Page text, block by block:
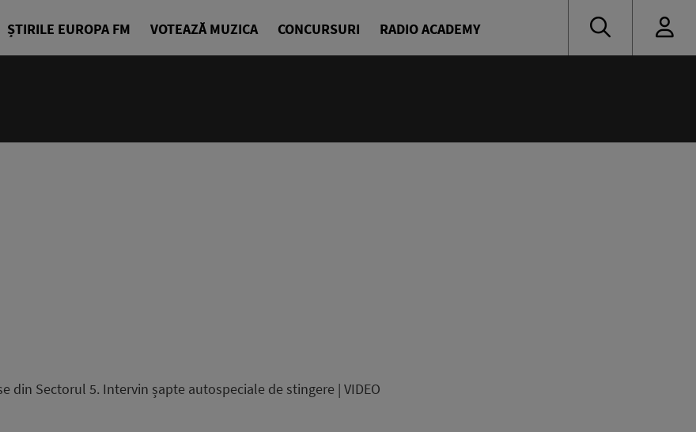
ȘTIRILE EUROPA FM VOTEAZĂ MUZICA CONCURSURI RADIO ACADEMY
din Sectorul 5. Intervin șapte autospeciale de stingere | VIDEO